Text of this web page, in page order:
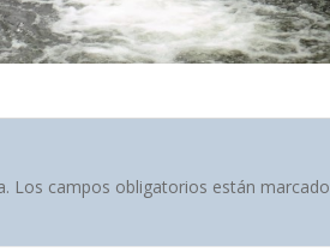
Los campos obligatorios están